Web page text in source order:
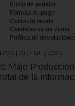
Envío de pedidos
Formas de pago
Contacto tienda
Condiciones de venta
Política de
RSS | XHTML | CSS
© Majo
total de la